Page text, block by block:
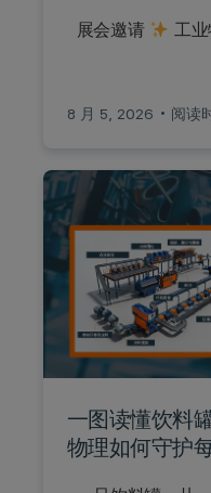
展会邀请 工
8 月 5, 2026 阅读
一图读懂饮料
物理如何守护